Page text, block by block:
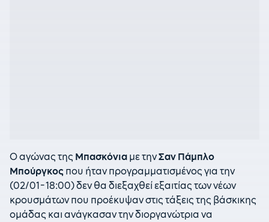
Ο αγώνας της Μπασκόνια με τηνΣαν Πάμπλο
Μπούργκος που ήταν προγραμματισμένος για την
(02/01-18:00) δεν θα διεξαχθεί εξαιτίας των νέων
κρουσμάτων που προέκυψαν στις τάξεις της βάσκικης
ομάδας και ανάγκασαν την διοργανώτρια να